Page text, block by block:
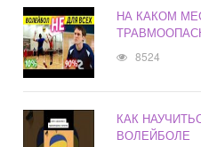
НА КАКОМ
8524
КАК
ВОЛЕЙБОЛЕ